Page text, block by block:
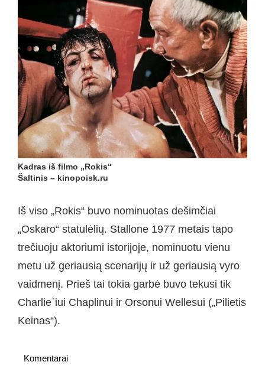
Kadras iš filmo „Rokis“
Šaltinis – kinopoisk.ru
Iš viso „Rokis“ buvo nominuotas dešimčiai
„Oskaro“ statulėlių. Stallone 1977 metais tapo
trečiuoju aktoriumi istorijoje, nominuotu vienu
metu už geriausią scenarijų ir už geriausią vyro
vaidmenį. Prieš tai tokia garbė buvo tekusi tik
Charlie`iui Chaplinui ir Orsonui Wellesui („Pilietis
Keinas“).
Komentarai